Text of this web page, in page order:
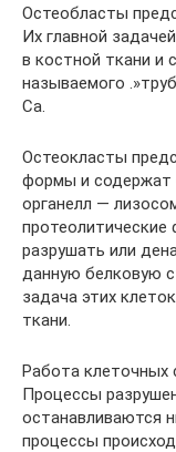
Остеобласты
Их главной
в костной ткани и
называемого
Са.
Остеокласты
формы и содержат
органелл —
разрушать или
данную белковую
задача этих
ткани.
Работа клеточных
Процессы
останавливаются
процессы